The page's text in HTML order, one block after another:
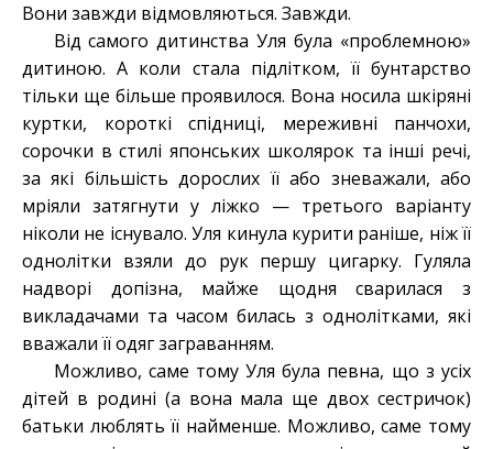
Вони завжди відмовляються. Завжди.
Від самого дитинства Уля була «проблемною»
дитиною. А коли стала підлітком, її бунтарство
тільки ще більше проявилося. Вона носила шкіряні
куртки, короткі спідниці, мереживні панчохи,
сорочки в стилі японських школярок та інші речі,
за які більшість дорослих її або зневажали, або
мріяли затягнути у ліжко — третього варіанту
ніколи не існувало. Уля кинула курити раніше, ніж її
однолітки взяли до рук першу цигарку. Гуляла
надворі допізна, майже щодня сварилася з
викладачами та часом билась з однолітками, які
вважали її одяг заграванням.
Можливо, саме тому Уля була певна, що з усіх
дітей в родині (а вона мала ще двох сестричок)
батьки люблять її найменше. Можливо, саме тому